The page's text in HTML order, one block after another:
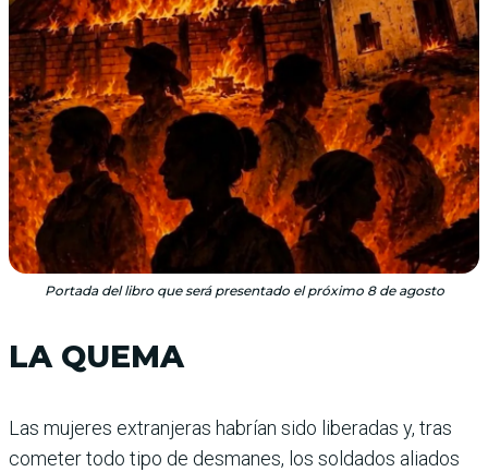
Portada del libro que será presentado el próximo 8 de agosto
LA QUEMA
Las mujeres extranjeras habrían sido liberadas y, tras
cometer todo tipo de desmanes, los soldados aliados